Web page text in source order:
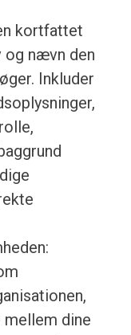
kortfattet
og nævn den
Inkluder
dine